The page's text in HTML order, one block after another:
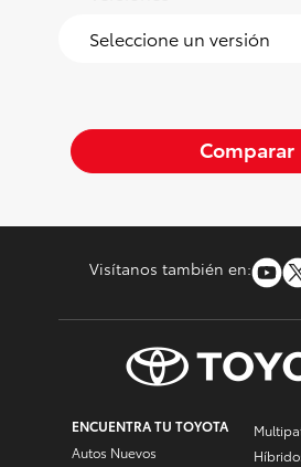
Comparar
Visítanos también en:
ENCUENTRA TU TOYOTA
Autos Nuevos